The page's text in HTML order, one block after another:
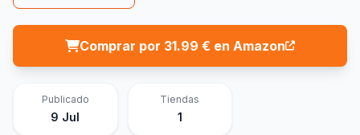
Comprar por 31.99 € en Amazon
Publicado
9 Jul
Tiendas
1